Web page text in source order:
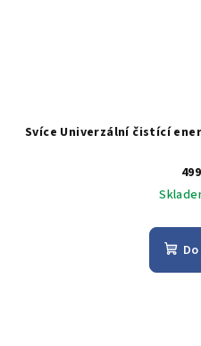
Svíce Univerzální čistící